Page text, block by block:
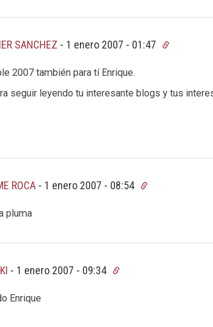
SANCHEZ - 1 enero 2007 - 01:47
2007 también para tí Enrique.
seguir leyendo tu interesante blogs y tus
ROCA- 1 enero 2007 - 08:54
pluma
- 1 enero 2007 - 09:34
Enrique